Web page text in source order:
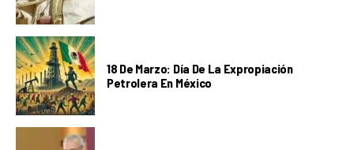
18 De Marzo: Día De La Expropiación
Petrolera En México